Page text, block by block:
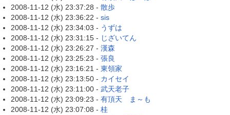
2008-11-12 (水) 23:37:28 - 散歩
2008-11-12 (水) 23:36:22 - sis
2008-11-12 (水) 23:34:03 - うずは
2008-11-12 (水) 23:31:15 - じざいてん
2008-11-12 (水) 23:26:27 - 漢森
2008-11-12 (水) 23:25:23 - 張良
2008-11-12 (水) 23:16:21 - 東領家
2008-11-12 (水) 23:13:50 - カイセイ
2008-11-12 (水) 23:11:00 - 武天老子
2008-11-12 (水) 23:09:23 - 有頂天 ま～も
2008-11-12 (水) 23:07:08 - 桂